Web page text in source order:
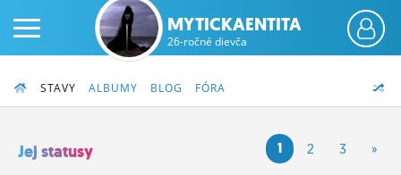
MYTICKAENTITA
26-ročné dievča
STAVY ALBUMY BLOG FÓRA
Jej statusy 1 2 3 »